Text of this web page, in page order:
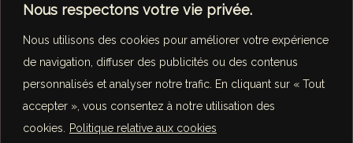
Nous respectons votre vie privée.
Nous utilisons des cookies pour améliorer votre expérience
de navigation, diffuser des publicités ou des contenus
personnalisés et analyser notre trafic. En cliquant sur « Tout
accepter », vous consentez à notre utilisation des
cookies.
Politique relative aux cookies